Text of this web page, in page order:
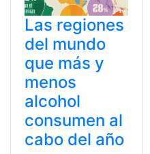
Las regiones
del mundo
que más y
menos
alcohol
consumen al
cabo del año